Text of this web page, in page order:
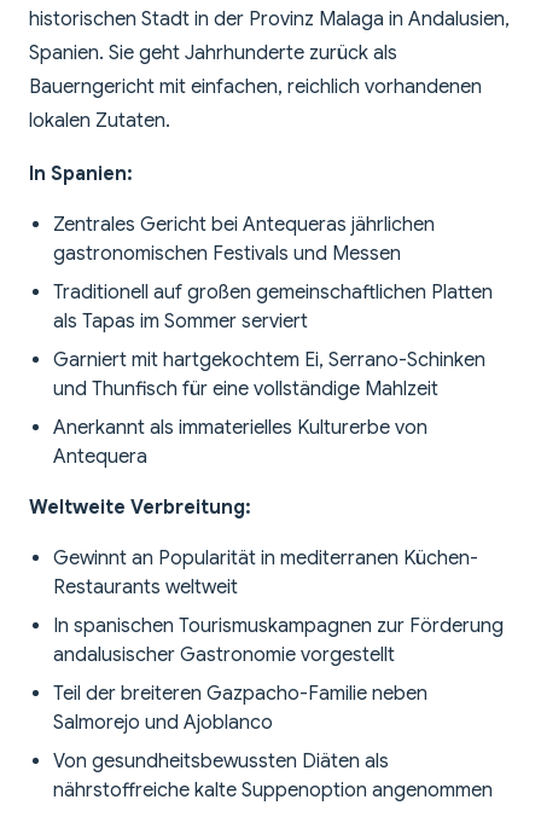
historischen Stadt in der Provinz Malaga in Andalusien,
Spanien. Sie geht Jahrhunderte zurück als
Bauerngericht mit einfachen, reichlich vorhandenen
lokalen Zutaten.
In Spanien:
Zentrales Gericht bei Antequeras jährlichen
gastronomischen Festivals und Messen
Traditionell auf großen gemeinschaftlichen Platten
als Tapas im Sommer serviert
Garniert mit hartgekochtem Ei, Serrano-Schinken
und Thunfisch für eine vollständige Mahlzeit
Anerkannt als immaterielles Kulturerbe von
Antequera
Weltweite Verbreitung:
Gewinnt an Popularität in mediterranen Küchen-
Restaurants weltweit
In spanischen Tourismuskampagnen zur Förderung
andalusischer Gastronomie vorgestellt
Teil der breiteren Gazpacho-Familie neben
Salmorejo und Ajoblanco
Von gesundheitsbewussten Diäten als
nährstoffreiche kalte Suppenoption angenommen